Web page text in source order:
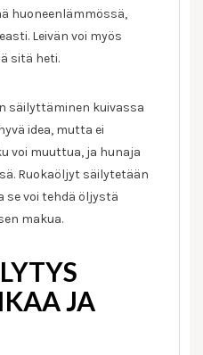
huoneenlämmössä,
Leivän voi myös
sitä heti.
säilyttäminen kuivassa
idea, mutta ei
voi muuttua, ja hunaja
Ruokaöljyt säilytetään
se voi tehdä öljystä
makua.
JA